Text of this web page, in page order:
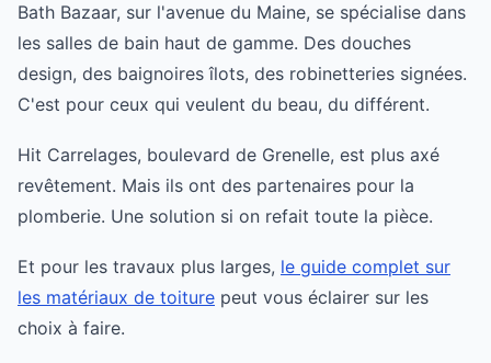
Bath Bazaar, sur l'avenue du Maine, se spécialise dans
les salles de bain haut de gamme. Des douches
design, des baignoires îlots, des robinetteries signées.
C'est pour ceux qui veulent du beau, du différent.
Hit Carrelages, boulevard de Grenelle, est plus axé
revêtement. Mais ils ont des partenaires pour la
plomberie. Une solution si on refait toute la pièce.
Et pour les travaux plus larges, le guide complet sur
les matériaux de toiture peut vous éclairer sur les
choix à faire.